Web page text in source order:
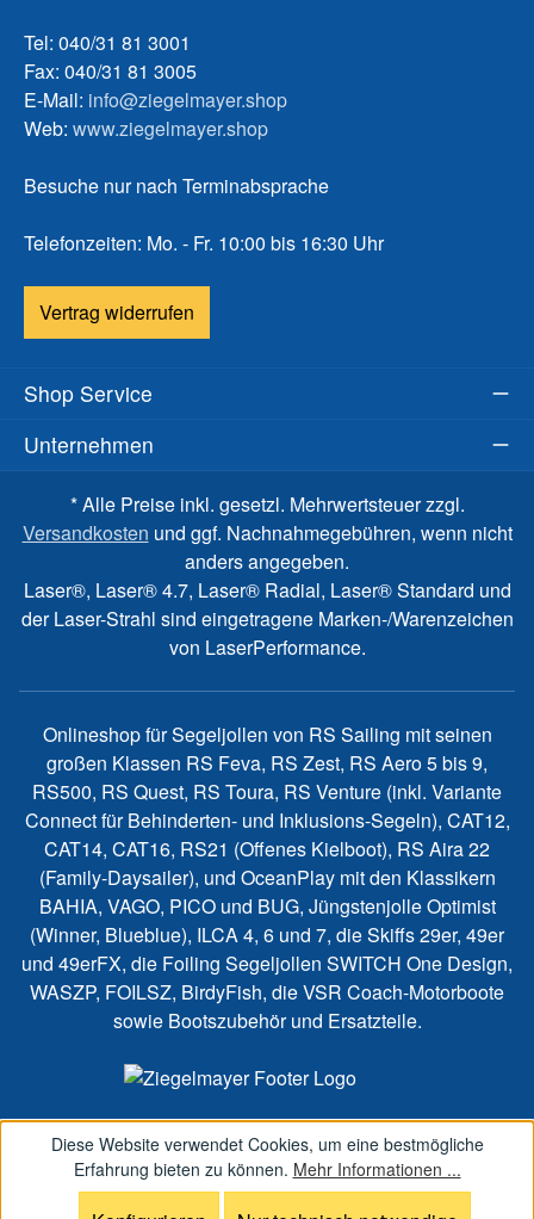
Tel: 040/31 81 3001
Fax: 040/31 81 3005
E-Mail: info@ziegelmayer.shop
Web: www.ziegelmayer.shop
Besuche nur nach Terminabsprache
Telefonzeiten: Mo. - Fr. 10:00 bis 16:30 Uhr
Vertrag widerrufen
Shop Service
Unternehmen
* Alle Preise inkl. gesetzl. Mehrwertsteuer zzgl.
Versandkosten und ggf. Nachnahmegebühren, wenn nicht
anders angegeben.
Laser®, Laser® 4.7, Laser® Radial, Laser® Standard und
der Laser-Strahl sind eingetragene Marken-/Warenzeichen
von LaserPerformance.
Onlineshop für Segeljollen von RS Sailing mit seinen
großen Klassen RS Feva, RS Zest, RS Aero 5 bis 9,
RS500, RS Quest, RS Toura, RS Venture (inkl. Variante
Connect für Behinderten- und Inklusions-Segeln), CAT12,
CAT14, CAT16, RS21 (Offenes Kielboot), RS Aira 22
(Family-Daysailer), und OceanPlay mit den Klassikern
BAHIA, VAGO, PICO und BUG, Jüngstenjolle Optimist
(Winner, Blueblue), ILCA 4, 6 und 7, die Skiffs 29er, 49er
und 49erFX, die Foiling Segeljollen SWITCH One Design,
WASZP, FOILSZ, BirdyFish, die VSR Coach-Motorboote
sowie Bootszubehör und Ersatzteile.
Diese Website verwendet Cookies, um eine bestmögliche
Erfahrung bieten zu können. Mehr Informationen ...